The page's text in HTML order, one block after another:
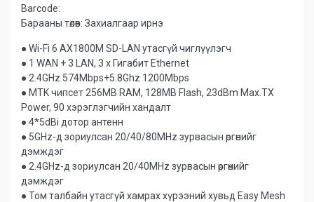
Barcode:
Барааны төлөв: Захиалгаар ирнэ
● Wi-Fi 6 AX1800M SD-LAN утасгүй чиглүүлэгч
● 1 WAN + 3 LAN, 3 x Гигабит Ethernet
● 2.4GHz 574Mbps+5.8Ghz 1200Mbps
● MTK чипсет 256MB RAM, 128MB Flash, 23dBm Max.TX
Power, 90 хэрэглэгчийн хандалт
● 4*5dBi дотор антенн
● 5GHz-д зориулсан 20/40/80MHz зурвасын өргөнийг
дэмждэг
● 2.4GHz-д зориулсан 20/40MHz зурвасын өргөнийг
дэмждэг
● Том талбайн утасгүй хамрах хүрээний хувьд Easy Mesh